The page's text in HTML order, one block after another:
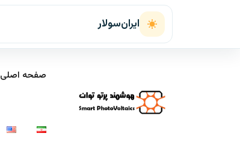
ایران‌سولار
صفحه اصلی